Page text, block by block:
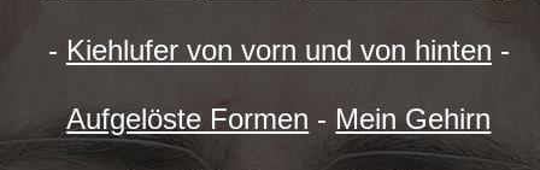
- Kiehlufer von vorn und von hinten -
Aufgelöste Formen - Mein Gehirn